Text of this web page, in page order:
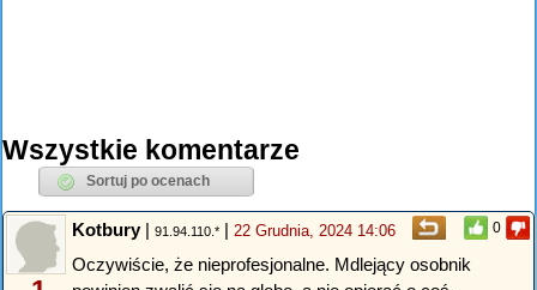
Wszystkie komentarze
0
Kotbury| 91.94.110.* | 22 Grudnia, 2024 14:06
Oczywiście, że nieprofesjonalne. Mdlejący osobnik